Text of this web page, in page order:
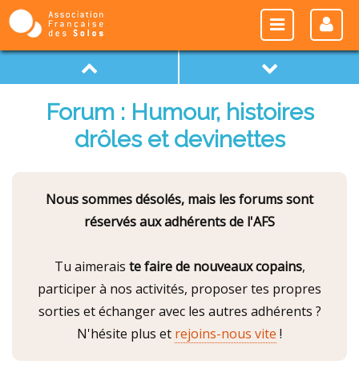
Forum : Humour, histoires
drôles et devinettes
Nous sommes désolés, mais les forums sont
réservés aux adhérents de l'AFS
Tu aimerais te faire de nouveaux copains,
participer à nos activités, proposer tes propres
sorties et échanger avec les autres adhérents ?
N'hésite plus et rejoins-nous vite !